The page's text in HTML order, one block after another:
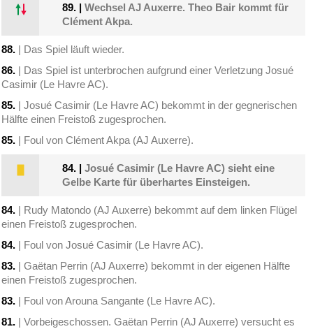
89. |Wechsel AJ Auxerre. Theo Bair kommt für
Clément Akpa.
88. | Das Spiel läuft wieder.
86. | Das Spiel ist unterbrochen aufgrund einer Verletzung Josué
Casimir (Le Havre AC).
85. | Josué Casimir (Le Havre AC) bekommt in der gegnerischen
Hälfte einen Freistoß zugesprochen.
85. | Foul von Clément Akpa (AJ Auxerre).
84. |Josué Casimir (Le Havre AC) sieht eine
Gelbe Karte für überhartes Einsteigen.
84. | Rudy Matondo (AJ Auxerre) bekommt auf dem linken Flügel
einen Freistoß zugesprochen.
84. | Foul von Josué Casimir (Le Havre AC).
83. | Gaëtan Perrin (AJ Auxerre) bekommt in der eigenen Hälfte
einen Freistoß zugesprochen.
83. | Foul von Arouna Sangante (Le Havre AC).
81. | Vorbeigeschossen. Gaëtan Perrin (AJ Auxerre) versucht es